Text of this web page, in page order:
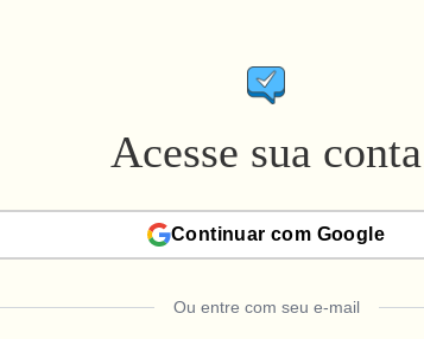
Acesse sua conta
Continuar com Google
Ou entre com seu e-mail